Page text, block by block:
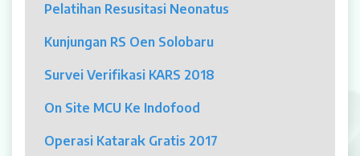
Pelayanan
Pelatihan Resusitasi Neonatus
Kunjungan RS Oen Solobaru
Survei Verifikasi KARS 2018
On Site MCU Ke Indofood
Operasi Katarak Gratis 2017